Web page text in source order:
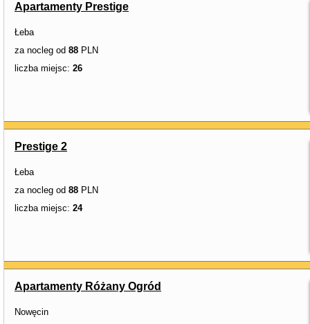
Apartamenty Prestige
Łeba
za nocleg od 88 PLN
liczba miejsc: 26
Prestige 2
Łeba
za nocleg od 88 PLN
liczba miejsc: 24
Apartamenty Różany Ogród
Nowęcin